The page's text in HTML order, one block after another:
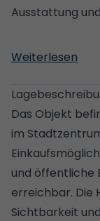
Ausstattung
- Großzügiges
- Zentral
wichtigen
- Teilweise
- Großer
- Carport für
Hof
Weiterlesen
Das Objekt
im
und öffentliche
erreichbar. Die
Sichtbarkeit